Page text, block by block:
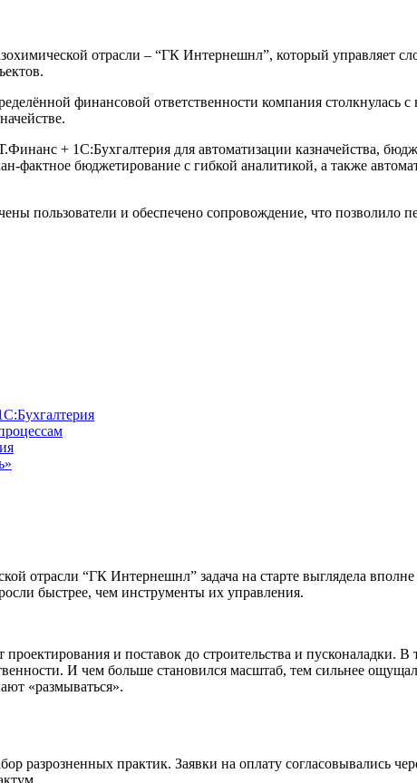
отрасли – “ГК Интернешнл”, который
финансовой ответственности компания столкнулась
+ 1С:Бухгалтерия для автоматизации казначейства,
фактное бюджетирование с гибкой аналитикой, а также
пользователи и обеспечено сопровождение, что позволило
отрасли “ГК Интернешнл” задача на старте выглядела
быстрее, чем инструменты их управления.
и поставок до строительства и пусконаладки.
И чем больше становился масштаб, тем сильнее
«размываться».
разрозненных практик. Заявки на оплату согласовывались